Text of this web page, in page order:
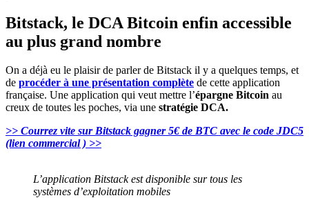
Bitstack, le DCA Bitcoin enfin accessible
au plus grand nombre
On a déjà eu le plaisir de parler de Bitstack il y a quelques temps, et
de procéder à une présentation complète de cette application
française. Une application qui veut mettre l’épargne Bitcoin au
creux de toutes les poches, via une stratégie DCA.
>> Courrez vite sur Bitstack gagner 5€ de BTC avec le code JDC5
(lien commercial ) >>
L’application Bitstack est disponible sur tous les
systèmes d’exploitation mobiles